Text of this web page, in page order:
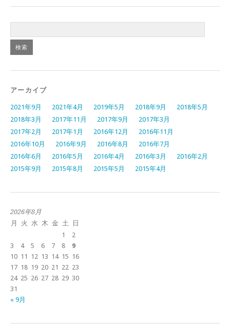
アーカイブ
2021年9月 2021年4月 2019年5月 2018年9月
2018年5月
2018年3月
2017年11月 2017年9月
2017年3月
2017年2月
2017年1月 2016年12月
2016年11月
2016年10月
2016年9月 2016年8月
2016年7月
2016年6月
2016年5月 2016年4月 2016年3月
2016年2月
2015年9月
2015年8月 2015年5月 2015年4月
2026年8月
月
火 水 木 金 土 日
« 9月
1
2
3
4 5 6 7 8
9
10 11 12 13 14 15 16
17 18 19 20 21 22 23
24 25 26 27 28 29 30
31